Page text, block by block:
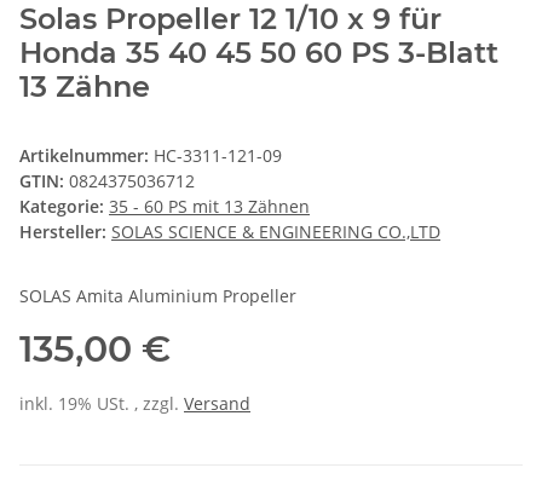
Solas Propeller 12 1/10 x 9 für
Honda 35 40 45 50 60 PS 3-Blatt
13 Zähne
Artikelnummer: HC-3311-121-09
GTIN: 0824375036712
Kategorie: 35 - 60 PS mit 13 Zähnen
Hersteller: SOLAS SCIENCE & ENGINEERING CO.,LTD
SOLAS Amita Aluminium Propeller
135,00 €
inkl. 19% USt. , zzgl. Versand